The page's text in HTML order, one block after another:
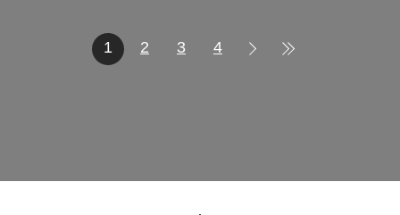
1 2 3 4